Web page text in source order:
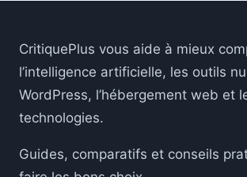
CritiquePlus vous aide à mieux
l’intelligence artificielle, les outils
WordPress, l’hébergement web et
technologies.
Guides, comparatifs et conseils